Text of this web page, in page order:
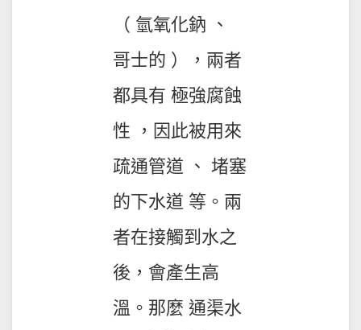
（ 氫氧化鈉 、
哥士的 ），兩者
都具有 極強腐蝕
性 ，因此被用來
疏通管道 、 堵塞
的下水道 等。兩
者在接觸到水之
後，會產生高
溫。那麼 通渠水